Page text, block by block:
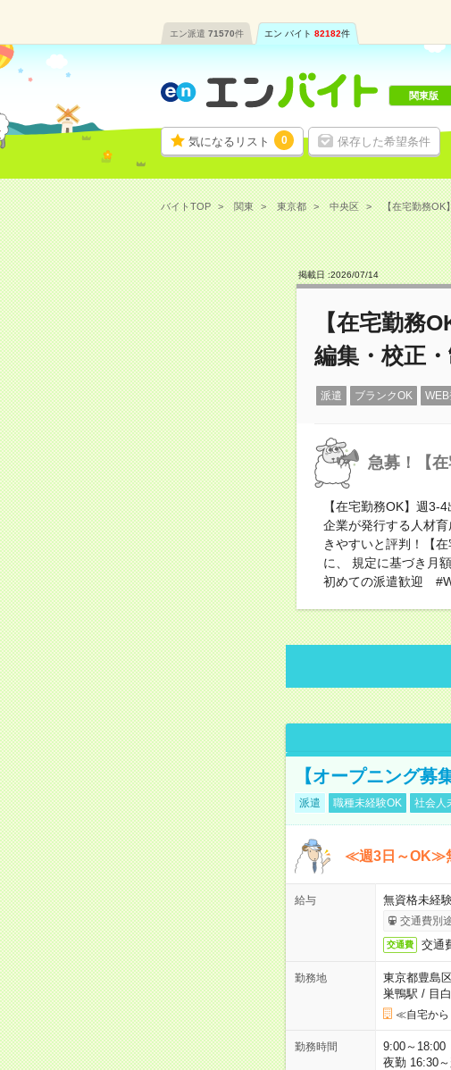
エン派遣 71570件 エン バイト 82182件
気になるリスト 0 保存した希望条件
関東版
バイトTOP 関東 東京都 中央区 【在宅勤務OK
掲載日 :2026/07/14
【在宅勤務
編集・校正
派遣 ブランクOK
急募！【
【在宅勤務OK】週
企業が発行する人材
きやすいと評判！【
に、 規定に基づき月
初めての派遣歓迎
【オープニング募
派遣 職種未経験OK 社会人
≪週3日～OK≫
給与 無資格未経
交通費別
交通費 交通
勤務地
東京都豊島
巣鴨駅 / 目
≪自宅から
勤務時間
9:00～18:00
夜勤 16:30